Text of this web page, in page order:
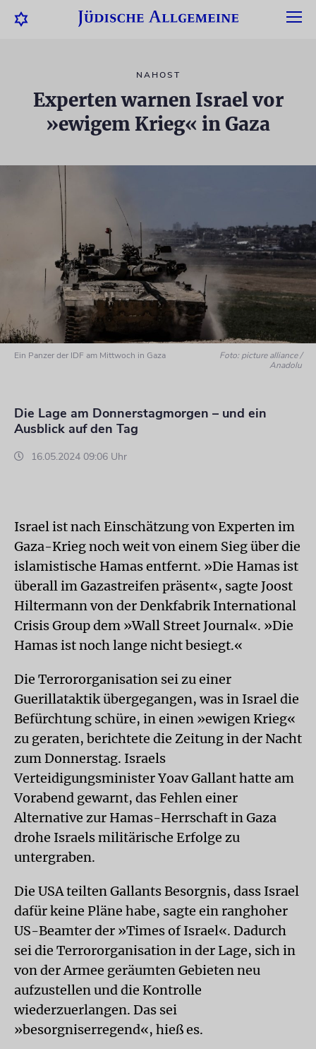
NAHOST
Experten warnen Israel vor
»ewigem Krieg« in Gaza
Ein Panzer der IDF am Mittwoch in Gaza
Foto: picture alliance /
Anadolu
Die Lage am Donnerstagmorgen – und ein
Ausblick auf den Tag
16.05.2024 09:06 Uhr
Israel ist nach Einschätzung von Experten im
Gaza-Krieg noch weit von einem Sieg über die
islamistische Hamas entfernt. »Die Hamas ist
überall im Gazastreifen präsent«, sagte Joost
Hiltermann von der Denkfabrik International
Crisis Group dem »Wall Street Journal«. »Die
Hamas ist noch lange nicht besiegt.«
Die Terrororganisation sei zu einer
Guerillataktik übergegangen, was in Israel die
Befürchtung schüre, in einen »ewigen Krieg«
zu geraten, berichtete die Zeitung in der Nacht
zum Donnerstag. Israels
Verteidigungsminister Yoav Gallant hatte am
Vorabend gewarnt, das Fehlen einer
Alternative zur Hamas-Herrschaft in Gaza
drohe Israels militärische Erfolge zu
untergraben.
Die USA teilten Gallants Besorgnis, dass Israel
dafür keine Pläne habe, sagte ein ranghoher
US-Beamter der »Times of Israel«. Dadurch
sei die Terrororganisation in der Lage, sich in
von der Armee geräumten Gebieten neu
aufzustellen und die Kontrolle
wiederzuerlangen. Das sei
»besorgniserregend«, hieß es.